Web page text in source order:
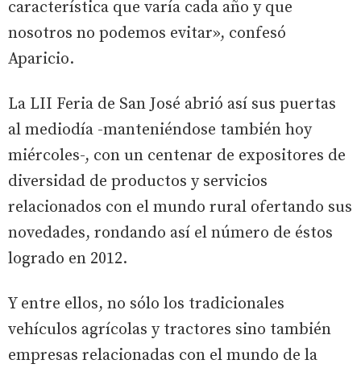
característica que varía cada año y que
nosotros no podemos evitar», confesó
Aparicio.
La LII Feria de San José abrió así sus puertas
al mediodía -manteniéndose también hoy
miércoles-, con un centenar de expositores de
diversidad de productos y servicios
relacionados con el mundo rural ofertando sus
novedades, rondando así el número de éstos
logrado en 2012.
Y entre ellos, no sólo los tradicionales
vehículos agrícolas y tractores sino también
empresas relacionadas con el mundo de la